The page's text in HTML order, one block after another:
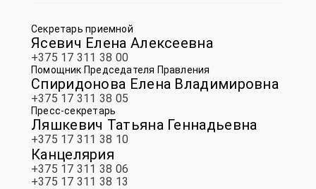
Cекретарь приемной
Ясевич Елена Алексеевна
+375 17 311 38 00
Помощник Председателя Правления
Спиридонова Елена Владимировна
+375 17 311 38 05
Пресс-секретарь
Ляшкевич Татьяна Геннадьевна
+375 17 311 38 10
Канцелярия
+375 17 311 38 06
+375 17 311 38 13